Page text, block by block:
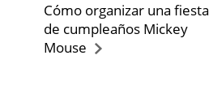
Cómo organizar una fiesta
de cumpleaños Mickey
Mouse